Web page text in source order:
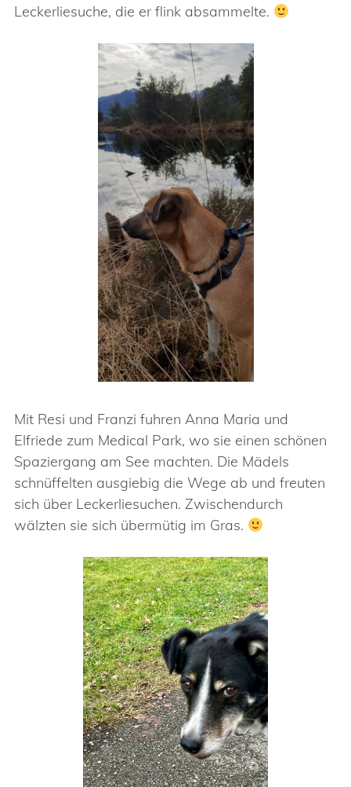
Leckerliesuche, die er flink absammelte.
Mit Resi und Franzi fuhren Anna Maria und
Elfriede zum Medical Park, wo sie einen schönen
Spaziergang am See machten. Die Mädels
schnüffelten ausgiebig die Wege ab und freuten
sich über Leckerliesuchen. Zwischendurch
wälzten sie sich übermütig im Gras.